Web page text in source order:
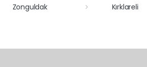
Zonguldak
Kırklareli